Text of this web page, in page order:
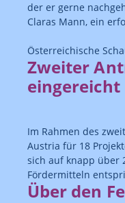
der er gerne
Claras Mann, ein
Österreichische
Zweiter
eingereicht
Im Rahmen des
Austria für 18
sich auf knapp über
Fördermitteln
Über den